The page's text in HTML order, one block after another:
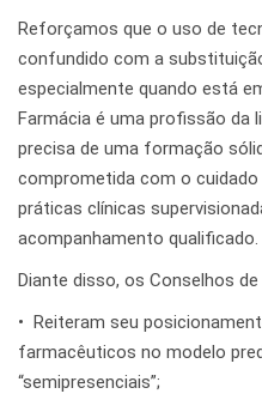
Reforçamos que o uso de
confundido com a
especialmente quando está
Farmácia é uma profissão da
precisa de uma formação
comprometida com o cuidado
práticas clínicas
acompanhamento qualificado.
Diante disso, os Conselhos de
•⁠ ⁠Reiteram seu
farmacêuticos no modelo
“semipresenciais”;